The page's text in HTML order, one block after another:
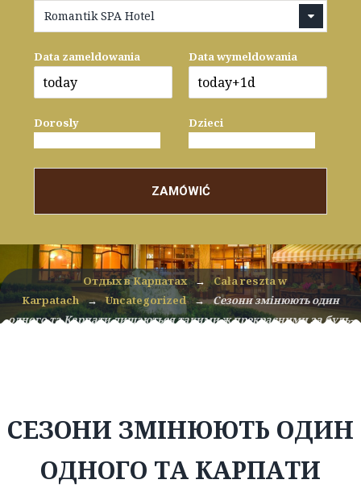
Romantik SPA Hotel
Data zameldowania Data wymeldowania
Dorosly Dzieci
ZAMÓWIĆ
Отдых в Карпатах →
Cała reszta w
Karpatach → Uncategorized → Сезони змінюють один
одного та Карпати лишаються такими ж прекрасними за будь-
СЕЗОНИ ЗМІНЮЮТЬ ОДИН
ОДНОГО ТА КАРПАТИ